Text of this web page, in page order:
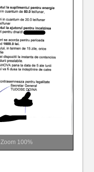
Zoom 100%